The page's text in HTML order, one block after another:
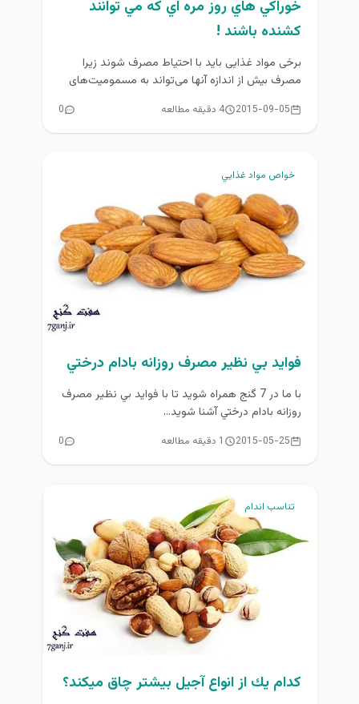
خوراكي هاي روز مره اي كه مي توانند
کشنده باشند !
برخی مواد غذایی باید با احتیاط مصرف شوند زیرا
مصرف بیش از اندازه آنها می‌تواند به مسمومیت‌های
2015-09-05 4 دقیقه مطالعه 0
خواص مواد غذايي
فوايد بي نظير مصرف روزانه بادام درختي
با ما در 7 گنج همراه شويد تا با فوايد بي نظير مصرف
روزانه بادام درختي آشنا شويد...
2015-05-25 1 دقیقه مطالعه 0
تناسب اندام
كدام يك از انواع آجیل‌ بيشتر چاق ميكند؟